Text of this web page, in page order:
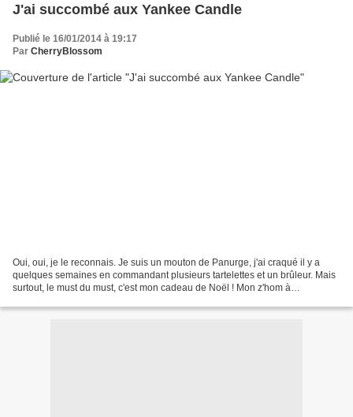
J'ai succombé aux Yankee Candle
Publié le 16/01/2014 à 19:17
Par CherryBlossom
Oui, oui, je le reconnais. Je suis un mouton de Panurge, j'ai craqué il y a
quelques semaines en commandant plusieurs tartelettes et un brûleur. Mais
surtout, le must du must, c'est mon cadeau de Noël ! Mon z'hom à